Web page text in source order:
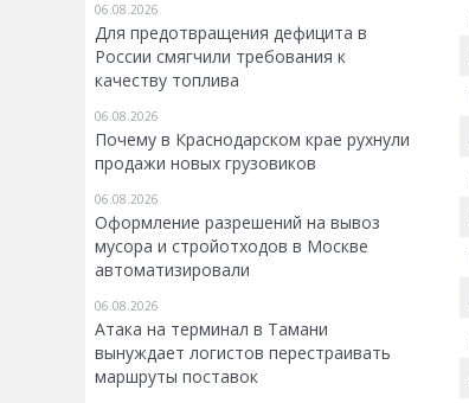
06.08.2026
Для предотвращения дефицита в
России смягчили требования к
качеству топлива
06.08.2026
Почему в Краснодарском крае рухнули
продажи новых грузовиков
06.08.2026
Оформление разрешений на вывоз
мусора и стройотходов в Москве
автоматизировали
06.08.2026
Атака на терминал в Тамани
вынуждает логистов перестраивать
маршруты поставок